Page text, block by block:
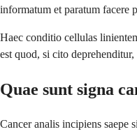
informatum et paratum facere
Haec conditio cellulas
est quod, si cito
Quae sunt signa
Cancer analis incipiens saepe